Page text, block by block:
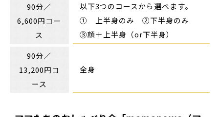
90分／
6,600円コー
ス
以下3つのコースから選べます。
① 上半身のみ ②下半身のみ
③顔＋上半身（or下半身）
90分／
13,200円コ
ース
全身